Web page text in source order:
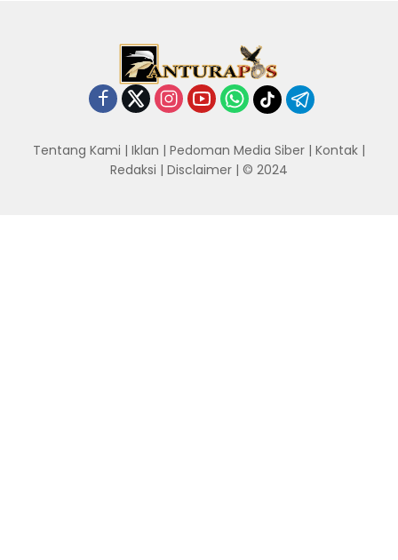
Tentang Kami | Iklan | Pedoman Media Siber | Kontak |
Redaksi | Disclaimer | © 2024